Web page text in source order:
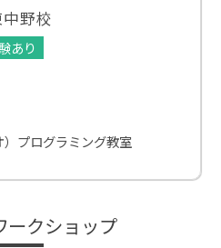
野校
あり
プログラミング教室
ークショップ